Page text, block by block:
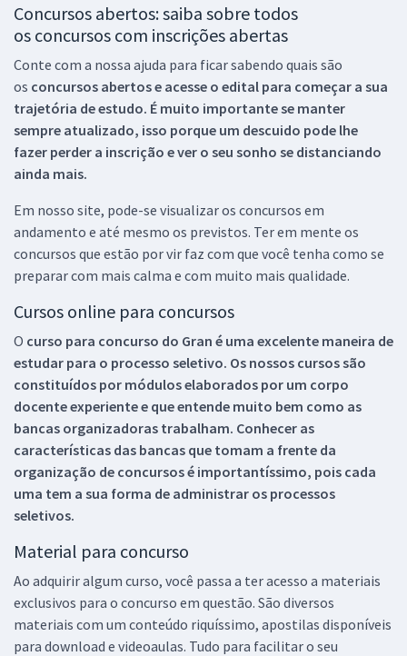
Concursos abertos: saiba sobre todos
os concursos com inscrições abertas
Conte com a nossa ajuda para ficar sabendo quais são
os concursos abertos e acesse o edital para começar a sua
trajetória de estudo. É muito importante se manter
sempre atualizado, isso porque um descuido pode lhe
fazer perder a inscrição e ver o seu sonho se distanciando
ainda mais.
Em nosso site, pode-se visualizar os concursos em
andamento e até mesmo os previstos. Ter em mente os
concursos que estão por vir faz com que você tenha como se
preparar com mais calma e com muito mais qualidade.
Cursos online para concursos
O curso para concurso do Gran é uma excelente maneira de
estudar para o processo seletivo. Os nossos cursos são
constituídos por módulos elaborados por um corpo
docente experiente e que entende muito bem como as
bancas organizadoras trabalham. Conhecer as
características das bancas que tomam a frente da
organização de concursos é importantíssimo, pois cada
uma tem a sua forma de administrar os processos
seletivos.
Material para concurso
Ao adquirir algum curso, você passa a ter acesso a materiais
exclusivos para o concurso em questão. São diversos
materiais com um conteúdo riquíssimo, apostilas disponíveis
para download e videoaulas. Tudo para facilitar o seu